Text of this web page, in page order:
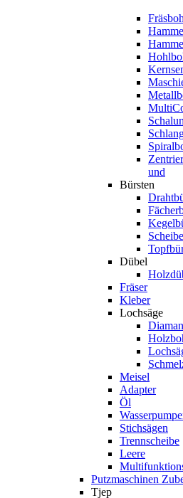
und
Bürsten
Dübel
Fräser
Kleber
Lochsäge
Meisel
Adapter
Öl
Stichsägen
Trennscheibe
Leere
Putzmaschinen
Tjep